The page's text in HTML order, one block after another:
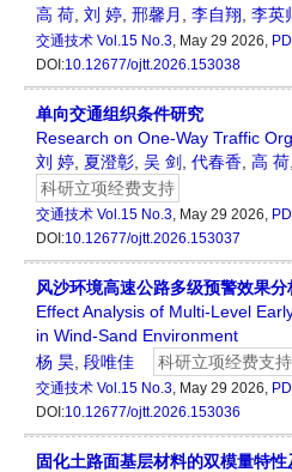
高 荷, 刘 婷, 邢馨月 , 李自翔, 李英
交通技术 Vol.15 No.3, May 29 2026,
DOI:10.12677/ojtt.2026.153038
单向交通组织条件研究
Research on One-Way Traffic
刘 婷, 夏澄彰, 吴 剑 , 代春香, 高 荷,
科研立项经费支持
交通技术 Vol.15 No.3, May 29 2026,
DOI:10.12677/ojtt.2026.153037
风沙环境高速公路多级预警效果分
Effect Analysis of Multi-Level
in Wind-Sand Environment
杨 昊, 段唯佳 科研立项经费支持
交通技术 Vol.15 No.3, May 29 2026,
DOI:10.12677/ojtt.2026.153036
固化土路面基层材料的双模量特